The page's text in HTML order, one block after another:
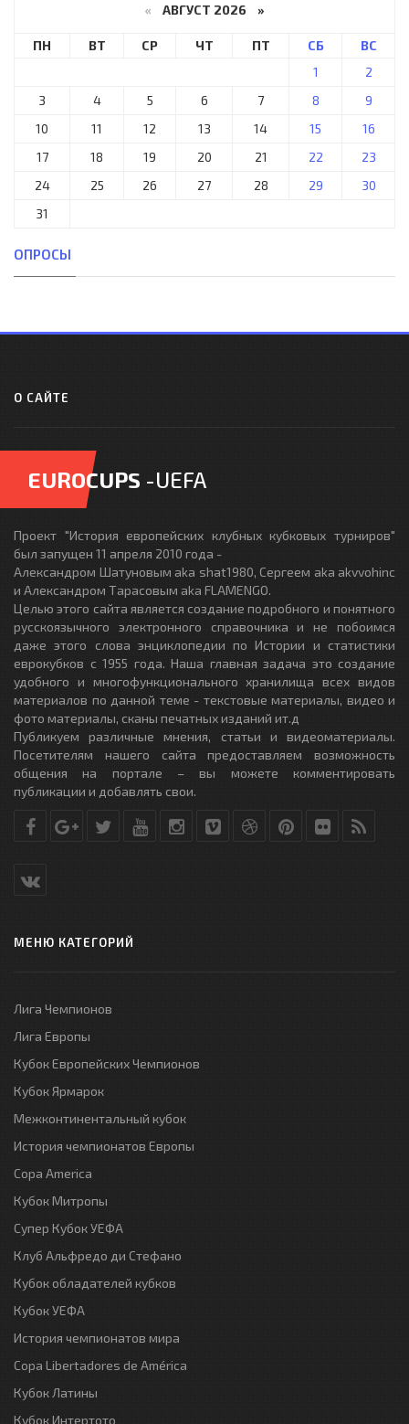
« АВГУСТ 2026 »
ПН ВТ СР ЧТ ПТ СБ
ВС
1
2
3
4 5 6 7 8
9
10
11 12 13 14 15
16
17
18 19 20 21 22
23
24
25 26 27 28 29
30
31
ОПРОСЫ
О САЙТЕ
EUROCUPS -UEFA
Проект "История европейских клубных кубковых турниров"
был запущен 11 апреля 2010 года -
Александром Шатуновым aka shat1980, Сергеем aka akvvohinc
и Александром Тарасовым aka FLAMENGO.
Целью этого сайта является создание подробного и понятного
русскоязычного электронного справочника и не побоимся
даже этого слова энциклопедии по Истории и статистики
еврокубков с 1955 года. Наша главная задача это создание
удобного и многофункционального хранилища всех видов
материалов по данной теме - текстовые материалы, видео и
фото материалы, сканы печатных изданий ит.д
Публикуем различные мнения, статьи и видеоматериалы.
Посетителям нашего сайта предоставляем возможность
общения на портале – вы можете комментировать
публикации и добавлять свои.
МЕНЮ КАТЕГОРИЙ
Лига Чемпионов
Лига Европы
Кубок Европейских Чемпионов
Кубок Ярмарок
Межконтинентальный кубок
История чемпионатов Европы
Copa America
Кубок Митропы
Супер Кубок УЕФА
Клуб Альфредо ди Стефано
Кубок обладателей кубков
Кубок УЕФА
История чемпионатов мира
Copa Libertadores de América
Кубок Латины
Кубок Интертото